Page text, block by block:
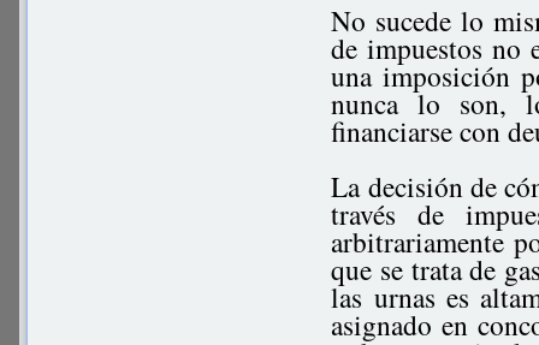
No sucede lo
de impuestos no
una imposición
nunca lo son,
financiarse con
La decisión de
través de
arbitrariamente
que se trata de
las urnas es
asignado en